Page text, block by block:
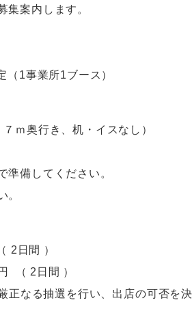
集案内します。
1事業所1ブース）
ｍ奥行き、机・イスなし）
備してください。
。
日間 ）
（ 2日間 ）
なる抽選を行い、出店の可否を